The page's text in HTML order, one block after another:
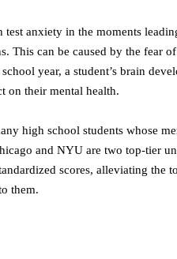
anxiety in the moments
This can be caused by the
year, a student’s brain
on their mental health.
high school students whose
and NYU are two top-tier
scores, alleviating the
them.